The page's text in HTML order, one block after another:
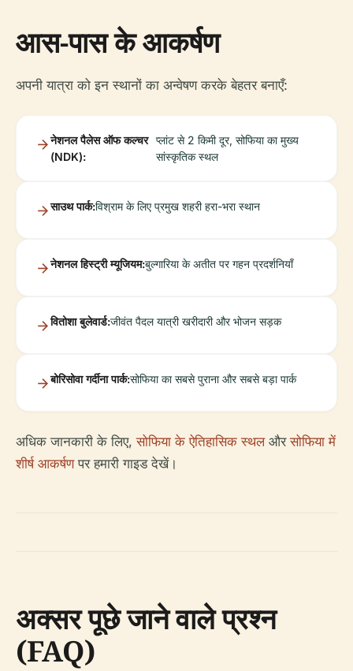
आस-पास के आकर्षण
अपनी यात्रा को इन स्थानों का अन्वेषण करके बेहतर बनाएँ:
नेशनल पैलेस ऑफ कल्चर
(NDK):
प्लांट से 2 किमी दूर, सोफिया का मुख्य
सांस्कृतिक स्थल
साउथ पार्क:विश्राम के लिए प्रमुख शहरी हरा-भरा स्थान
नेशनल हिस्ट्री म्यूजियम:बुल्गारिया के अतीत पर गहन प्रदर्शनियाँ
वितोशा बुलेवार्ड:जीवंत पैदल यात्री खरीदारी और भोजन सड़क
बोरिसोवा गर्दीना पार्क:सोफिया का सबसे पुराना और सबसे बड़ा पार्क
अधिक जानकारी के लिए,सोफिया के ऐतिहासिक स्थलऔरसोफिया में
शीर्ष आकर्षणपर हमारी गाइड देखें।
अक्सर पूछे जाने वाले प्रश्न
(FAQ)